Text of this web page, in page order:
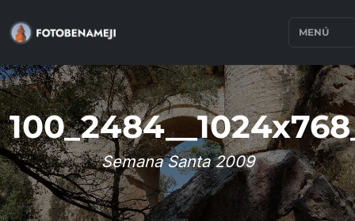
MENÚ
Semana Santa 2009